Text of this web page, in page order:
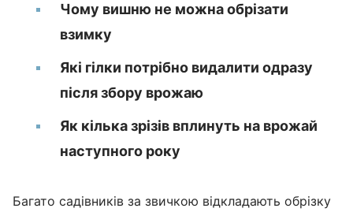
Чому вишню не можна обрізати
взимку
Які гілки потрібно видалити одразу
після збору врожаю
Як кілька зрізів вплинуть на врожай
наступного року
Багато садівників за звичкою відкладають обрізку